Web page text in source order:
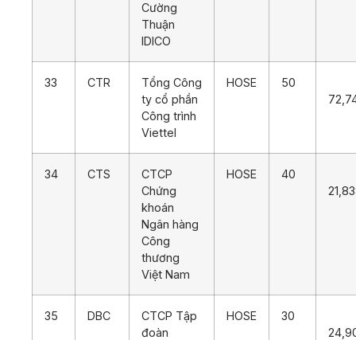
Cường
Thuận
IDICO
33 CTR
Tổng Công
ty cổ phần
Công trình
Viettel
HOSE
50
34 CTS
CTCP
Chứng
khoán
Ngân hàng
Công
thương
Việt Nam
HOSE
40
35 DBC
CTCP Tập
đoàn
HOSE
30